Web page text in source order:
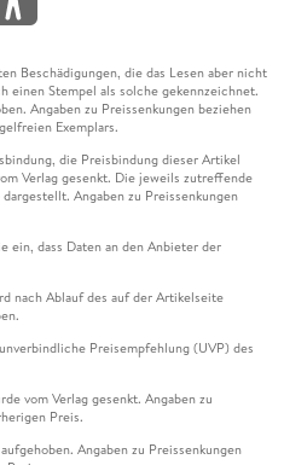
Beschädigungen, die das Lesen aber nicht
einen Stempel als solche gekennzeichnet.
Angaben zu Preissenkungen beziehen
Exemplars.
die Preisbindung dieser Artikel
Verlag gesenkt. Die jeweils zutreffende
Angaben zu Preissenkungen
ein, dass Daten an den Anbieter der
nach Ablauf des auf der Artikelseite
Preisempfehlung (UVP) des
vom Verlag gesenkt. Angaben zu
Preis.
Angaben zu Preissenkungen